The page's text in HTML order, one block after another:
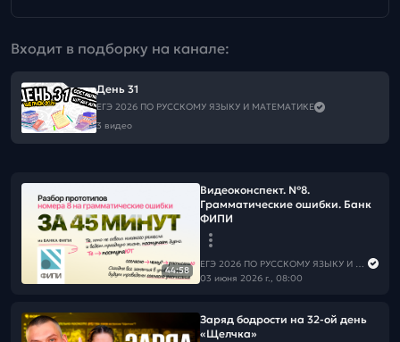
Входит в подборку на канале:
День 31
ЕГЭ 2026 ПО РУССКОМУ ЯЗЫКУ И МАТЕМАТИКЕ
3 видео
44:58
Видеоконспект. №8.
Грамматические ошибки. Банк
ФИПИ
ЕГЭ 2026 ПО РУССКОМУ ЯЗЫКУ И МАТЕМАТИКЕ
03 июня 2026 г., 08:00
Заряд бодрости на 32-ой день
«Щелчка»